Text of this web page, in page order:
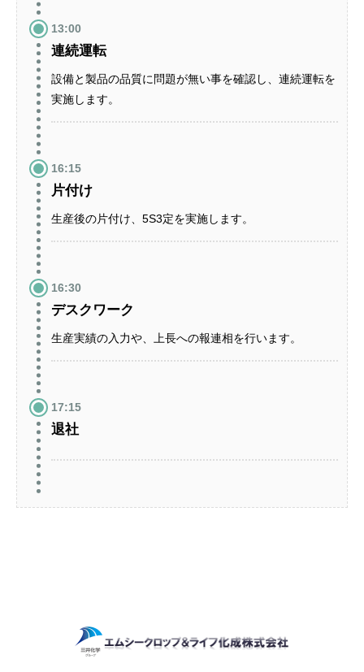
13:00
連続運転
設備と製品の品質に問題が無い事を確認し、連続運転を
実施します。
16:15
片付け
生産後の片付け、5S3定を実施します。
16:30
デスクワーク
生産実績の入力や、上長への報連相を行います。
17:15
退社